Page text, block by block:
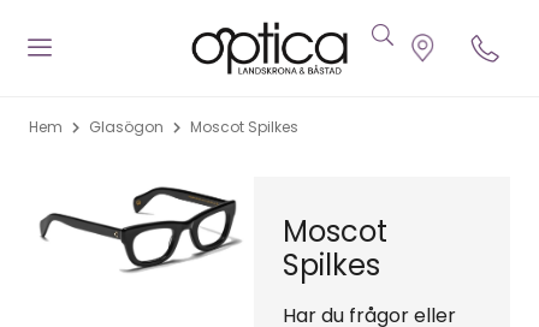
Hem Glasögon Moscot Spilkes
Moscot
Spilkes
Har du frågor eller